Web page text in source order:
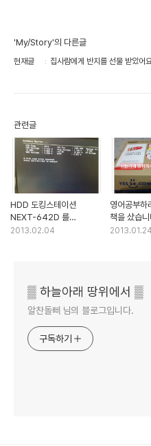
'My/Story'의 다른글
현재글 집사람에게 반지를 선물 받았어
관련글
HDD 도킹스테이션
NEXT-642D 를
구매했습니다.
2013.02.04
영어공부하
책을 샀습
2013.01.24
▒ 하늘아래 땅위에서 ▒
알찬돌삐 님의 블로그입니다.
구독하기